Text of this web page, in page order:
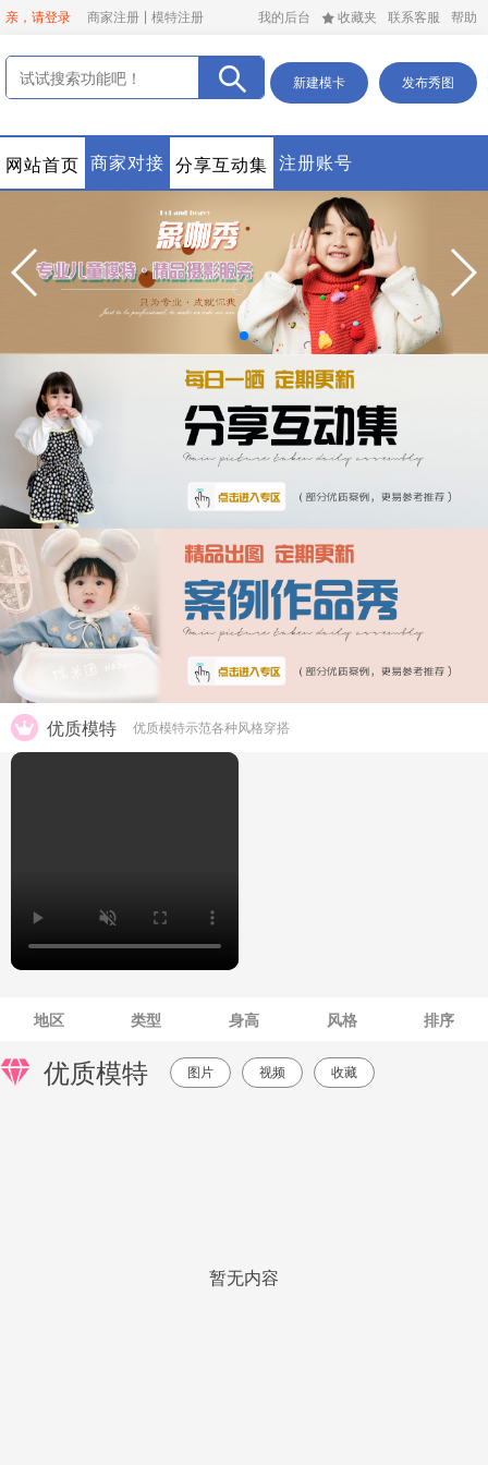
亲，请登录 商家注册 模特注册 我的后台 收藏夹 联系客服 帮助
新建模卡 发布秀图
网站首页 商家对接 分享互动集 注册账号
优质模特 优质模特示范各种风格穿搭
地区 类型 身高 风格 排序
优质模特 图片 视频 收藏
暂无内容